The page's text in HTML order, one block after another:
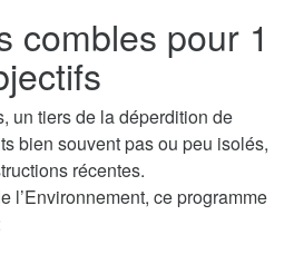
combles pour 1
un tiers de la déperdition de
bien souvent pas ou peu isolés,
récentes.
l’Environnement, ce programme